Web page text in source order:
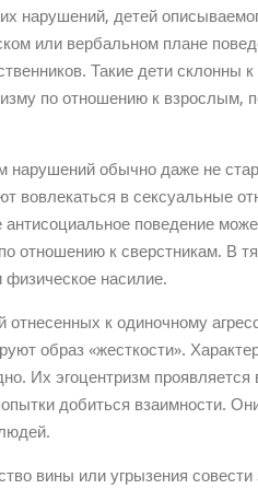
нарушений, детей
или вербальном плане
Такие дети склонны
по отношению к взрослым,
нарушений обычно даже не
вовлекаться в сексуальные
антисоциальное поведение
отношению к сверстникам. В
физическое насилие.
к одиночному
образ «жесткости».
Их эгоцентризм
добиться взаимности.
вины или угрызения